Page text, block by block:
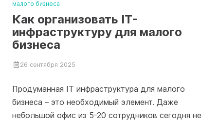
малого бизнеса
Как организовать IT-
инфраструктуру для малого
бизнеса
26 сентября 2025
Продуманная IT инфраструктура для малого
бизнеса – это необходимый элемент. Даже
небольшой офис из 5-20 сотрудников сегодня не